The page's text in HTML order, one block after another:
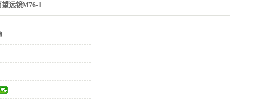
望远镜M76-1